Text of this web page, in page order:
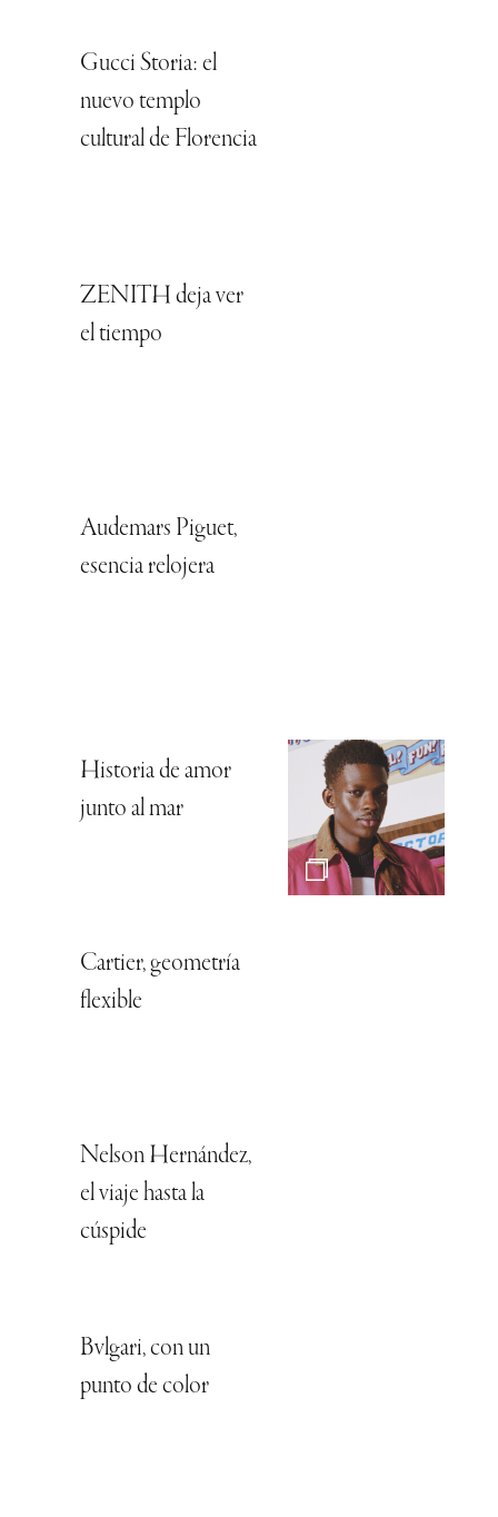
Gucci Storia: el
nuevo templo
cultural de Florencia
ZENITH deja ver
el tiempo
Audemars Piguet,
esencia relojera
Historia de amor
junto al mar
Cartier, geometría
flexible
Nelson Hernández,
el viaje hasta la
cúspide
Bvlgari, con un
punto de color